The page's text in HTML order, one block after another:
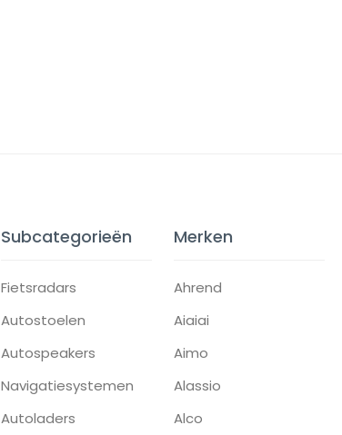
Subcategorieën
Fietsradars
Autostoelen
Autospeakers
Navigatiesystemen
Autoladers
Merken
Ahrend
Aiaiai
Aimo
Alassio
Alco